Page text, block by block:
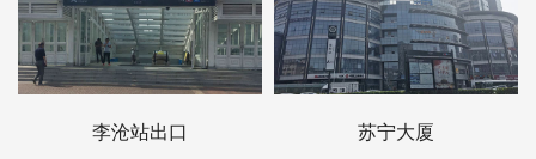
李沧站出口 苏宁大厦